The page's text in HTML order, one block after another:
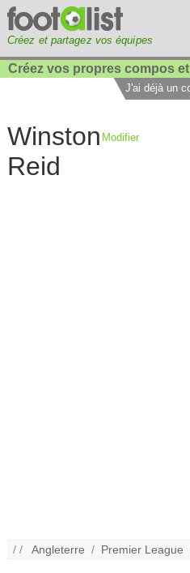
Créez et partagez vos équipes
Créez vos propres compos
J'ai déjà un
Winston
Reid
Modifier
/ /Angleterre / Premier League